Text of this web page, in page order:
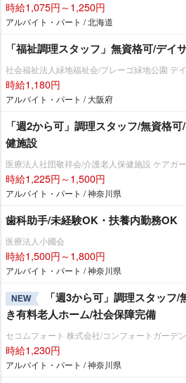
時給1,075円～1,250円
アルバイト・パート / 北海道
「福祉調理スタッフ」無資格可/デイ
社会福祉法人緑地福祉会/プレーゴ緑地公園 デ
時給1,180円
アルバイト・パート / 大阪府
「週2から可」調理スタッフ/無資格
健施設
医療法人社団敬祥会/介護老人保健施設 ケアガ
時給1,225円～1,500円
アルバイト・パート / 神奈川県
歯科助手/未経験OK・扶養内勤務OK
医療法人小國会
時給1,500円～1,800円
アルバイト・パート / 神奈川県
NEW
「週3から可」調理スタッフ
き有料老人ホーム/社会保障完備
セコムフォート 株式会社/コンフォートガーデ
時給1,230円
アルバイト・パート / 神奈川県